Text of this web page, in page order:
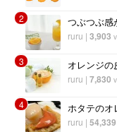
2 つぶつぶ感
ruru | 3,903
3 オレンジ
ruru | 7,830
4 ホタテのオ
ruru | 54,339